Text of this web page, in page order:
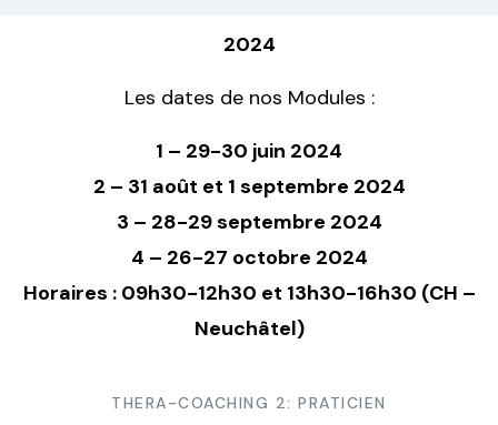
2024
Les dates de nos Modules :
1 – 29-30 juin 2024
2 – 31 août et 1 septembre 2024
3 – 28-29 septembre 2024
4 – 26-27 octobre 2024
Horaires : 09h30-12h30 et 13h30-16h30 (CH –
Neuchâtel)
THERA-COACHING 2: PRATICIEN